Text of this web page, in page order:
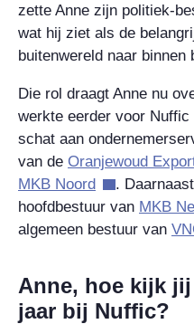
zette Anne zijn politiek-
wat hij ziet als de
buitenwereld naar binnen
Die rol draagt Anne nu
werkte eerder voor
schat aan
van de Oranjewoud
MKB Noord
.
hoofdbestuur van MKB
algemeen bestuur van
Anne, hoe kijk
jaar bij Nuffic?